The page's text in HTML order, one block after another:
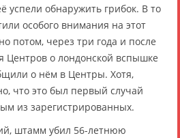
успели обнаружить грибок. В то
особого внимания на этот
потом, через три года и после
Центров о лондонской вспышке
о нём в Центры. Хотя,
что это был первый случай
из зарегистрированных.
штамм убил 56-летнюю